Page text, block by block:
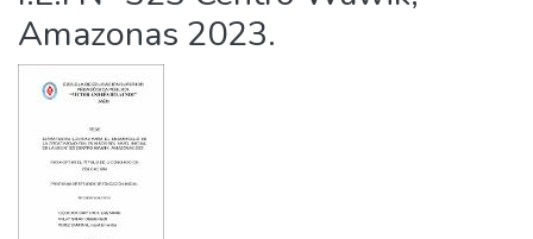
Amazonas 2023.